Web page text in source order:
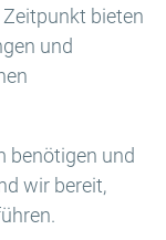
bieten
und
benötigen und
wir bereit,